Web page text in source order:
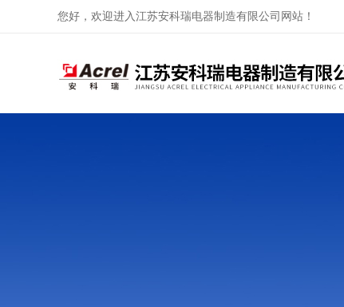
您好，欢迎进入江苏安科瑞电器制造有限公司网站！